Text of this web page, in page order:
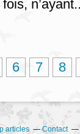
6 7 8
articles Contact